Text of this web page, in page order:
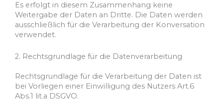
Es erfolgt in diesem Zusammenhang keine
Weitergabe der Daten an Dritte. Die Daten werden
ausschließlich für die Verarbeitung der Konversation
verwendet.
2. Rechtsgrundlage für die Datenverarbeitung
Rechtsgrundlage für die Verarbeitung der Daten ist
bei Vorliegen einer Einwilligung des Nutzers Art.6
Abs.1 lit.a DSGVO.